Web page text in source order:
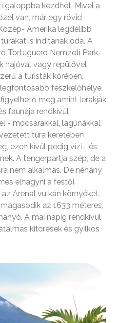
galoppba kezdhet. Mivel a
van, már egy rövid
Amerika legdélibb
is indítanak oda. A
Tortuguero Nemzeti Park-
hajóval vagy repülővel
a turisták körében.
fészkelőhelye,
meg amint lerakják
faunája rendkívül
- mocsarakkal, lagúnákkal.
túra keretében
ezen kívül pedig vízi-, és
A tengerpartja szép, de a
nem alkalmas. De néhány
elhagyni a festői
Arenal vulkán környékét.
az 1633 méteres,
A mai napig rendkívül
kitörések és gyilkos